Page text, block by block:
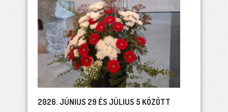
2026. JÚNIUS 29 ÉS JÚLIUS 5 KÖZÖTT